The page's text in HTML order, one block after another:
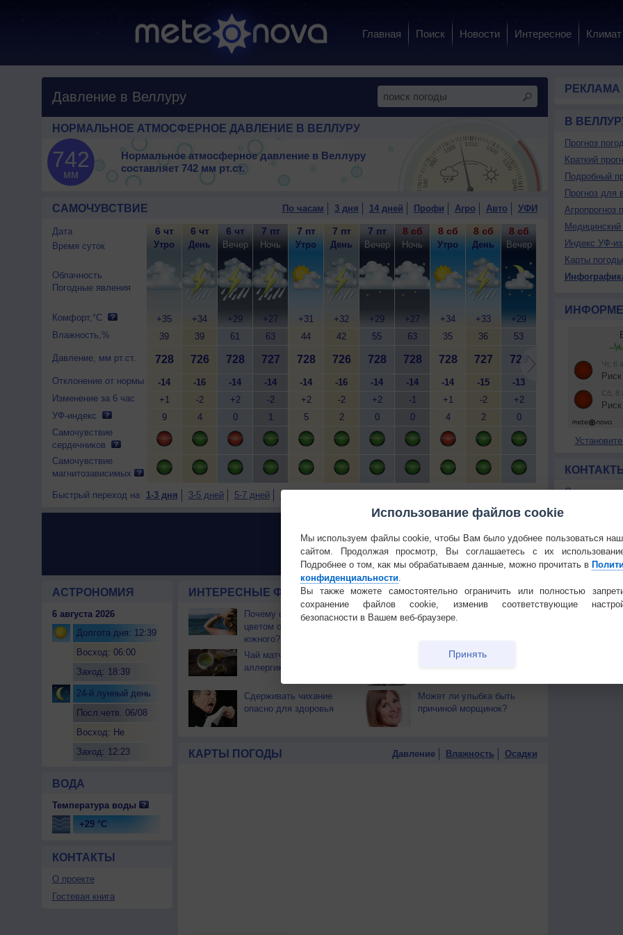
Главная Поиск Новости Интересное Климат
Давление в Веллуру
НОРМАЛЬНОЕ АТМОСФЕРНОЕ ДАВЛЕНИЕ В ВЕЛЛУРУ
742
мм
Нормальное атмосферное давление в Веллуру
составляет 742 мм рт.ст.
САМОЧУВСТВИЕ По часам 3 дня 14 дней Профи Агро Авто УФИ
Дата
Время суток
Облачность
Погодные явления
Комфорт,°C
Влажность,%
Давление, мм рт.ст.
Отклонение от нормы
Изменение за 6 час
УФ-индекс
Самочувствие
сердечников
Самочувствие
магнитозависимых
6 чт
Утро
+35
39
728
-14
+1
9
6 чт
День
+34
39
726
-16
-2
4
6 чт
Вечер
+29
61
728
-14
+2
0
7 пт
Ночь
+27
63
727
-14
-2
1
7 пт
Утро
+31
44
728
-14
+2
5
7 пт
День
+32
42
726
-16
-2
2
7 пт
Вечер
+29
55
728
-14
+2
0
8 сб
Ночь
+27
63
728
-14
-1
0
8 сб
Утро
+34
35
728
-14
+1
4
8 сб
День
+33
36
727
-15
-2
2
8 сб
Вечер
+29
53
729
-13
+2
0
9 вс
Ночь
9 вс
Утро
728
-14
0
4
9
Быстрый переход на 1-3 дня 3-5 дней 5-7 дней 7-9 дней
АСТРОНОМИЯ
6 августа 2026
Долгота дня: 12:39
Восход: 06:00
Заход: 18:39
24-й лунный день
Посл.четв. 06/08
Восход: Не
Заход: 12:23
ВОДА
Температура воды
+29 °C
КОНТАКТЫ
О проекте
Гостевая книга
ИНТЕРЕСНЫЕ ФАКТЫ О ЧЕЛОВЕКЕ И ПРИРОДЕ
Почему северный загар
цветом отличается от
южного?
Букет сирени вреден для
Чай матча может помочь
аллергикам
Люди смогут отращивать
Сдерживать чихание
опасно для здоровья
Может ли улыбка быть
причиной морщинок?
КАРТЫ ПОГОДЫ Давление Влажность Осадки
РЕКЛАМА
В
Прогноз
Краткий
Подробный
Прогноз для
Агропрогноз
Медицинский
Индекс УФ-
Карты погоды
О проекте
Частые
Гостевая
Использование файлов cookie
Мы используем файлы cookie, чтобы Вам было удобнее пользоваться
сайтом. Продолжая просмотр, Вы соглашаетесь с их
Подробнее о том, как мы обрабатываем данные, можно прочитать в
конфиденциальности.
Вы также можете самостоятельно ограничить или полностью
сохранение файлов cookie, изменив соответствующие
безопасности в Вашем веб-браузере.
Принять